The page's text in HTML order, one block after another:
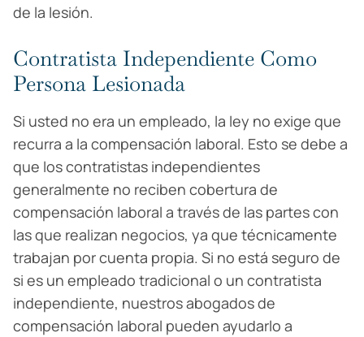
de la lesión.
Contratista Independiente Como
Persona Lesionada
Si usted no era un empleado, la ley no exige que
recurra a la compensación laboral. Esto se debe a
que los contratistas independientes
generalmente no reciben cobertura de
compensación laboral a través de las partes con
las que realizan negocios, ya que técnicamente
trabajan por cuenta propia. Si no está seguro de
si es un empleado tradicional o un contratista
independiente, nuestros abogados de
compensación laboral pueden ayudarlo a